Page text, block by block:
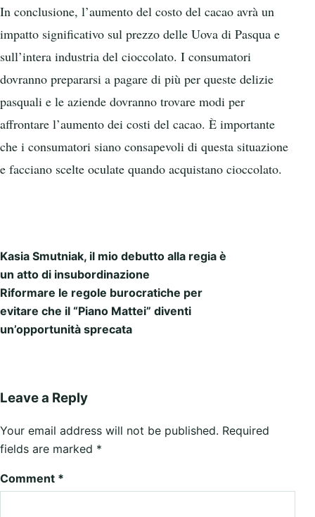
In conclusione, l’aumento del costo del cacao avrà un
impatto significativo sul prezzo delle Uova di Pasqua e
sull’intera industria del cioccolato. I consumatori
dovranno prepararsi a pagare di più per queste delizie
pasquali e le aziende dovranno trovare modi per
affrontare l’aumento dei costi del cacao. È importante
che i consumatori siano consapevoli di questa situazione
e facciano scelte oculate quando acquistano cioccolato.
Post navigation
Kasia Smutniak, il mio debutto alla regia è
un atto di insubordinazione
Riformare le regole burocratiche per
evitare che il “Piano Mattei” diventi
un’opportunità sprecata
Leave a Reply
Your email address will not be published. Required
fields are marked *
Comment *